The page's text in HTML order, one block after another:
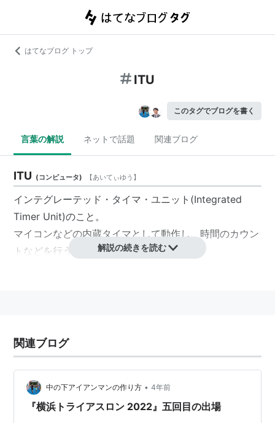
はてなブログ トップ
ITU
このタグでブログを書く
言葉の解説 ネットで話題 関連ブログ
ITU (コンピュータ) 【あいてぃゆう 】
インテグレーテッド・タイマ・ユニット(Integrated
Timer Unit)のこと。
マイコンなどの内蔵タイマとして動作し、時間のカウン
トなどを行う。
国際連合（国連
電気通信に関する標準化を推進している組織（ITU-T）
などがある。
解説の続きを読む
関連ブログ
中の下アイアンマンの作り方 • 4年前
『横浜トライアスロン 2022』五回目の出場